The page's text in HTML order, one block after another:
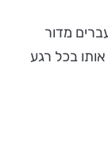
מדור
בכל רגע